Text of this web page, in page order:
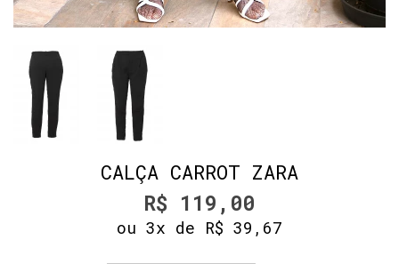
CALÇA CARROT ZARA
R$ 119,00
ou 3x de R$ 39,67